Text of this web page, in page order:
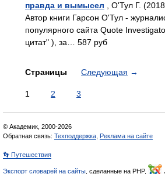
правда и вымысел , О'Тул Г.
Автор книги Гарсон О'Тул -
популярного сайта Quote
цитат" ), за… 587 руб
Страницы Следующая →
1 2 3
© Академик, 2000-2026
Обратная связь: Техподдержка Реклама на сайте
👣 Путешествия
Экспорт словарей на сайты , сделанные на PHP,